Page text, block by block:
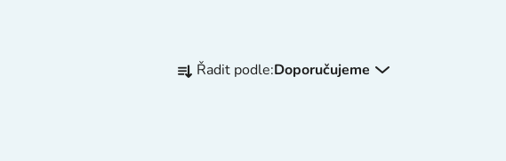
a Řadit podle:Doporučujeme